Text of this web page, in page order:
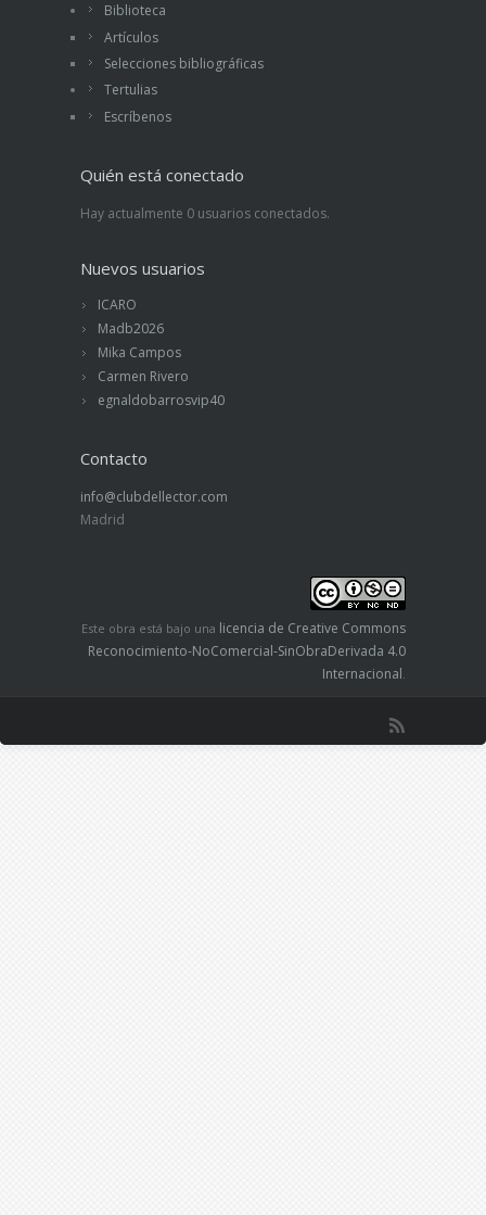
Biblioteca
Artículos
Selecciones bibliográficas
Tertulias
Escríbenos
Quién está conectado
Hay actualmente 0 usuarios conectados.
Nuevos usuarios
ICARO
Madb2026
Mika Campos
Carmen Rivero
egnaldobarrosvip40
Contacto
info@clubdellector.com
Madrid
Este obra está bajo una licencia de Creative Commons
Reconocimiento-NoComercial-SinObraDerivada 4.0
Internacional